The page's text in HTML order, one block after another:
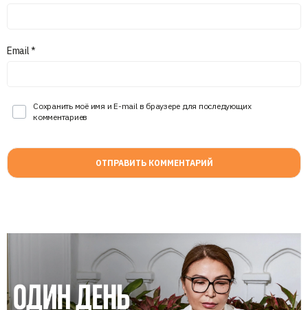
Email*
Сохранить моё имя и E-mail в браузере для последующих
комментариев